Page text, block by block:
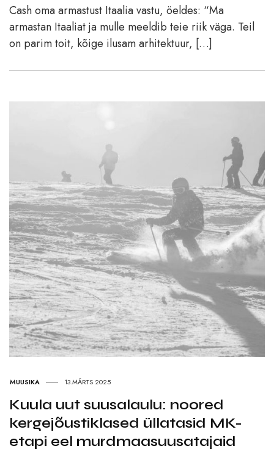
Cash oma armastust Itaalia vastu, öeldes: “Ma
armastan Itaaliat ja mulle meeldib teie riik väga. Teil
on parim toit, kõige ilusam arhitektuur, […]
MUUSIKA 13.MÄRTS 2025
Kuula uut suusalaulu: noored
kergejõustiklased üllatasid MK-
etapi eel murdmaasuusatajaid